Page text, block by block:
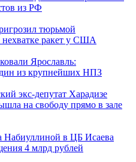
из РФ
тюрьмой
ракет у США
Ярославль:
из крупнейших НПЗ
экс-депутат Харадизе
на свободу прямо в зале
Набиуллиной в ЦБ Исаева
4 млрд рублей